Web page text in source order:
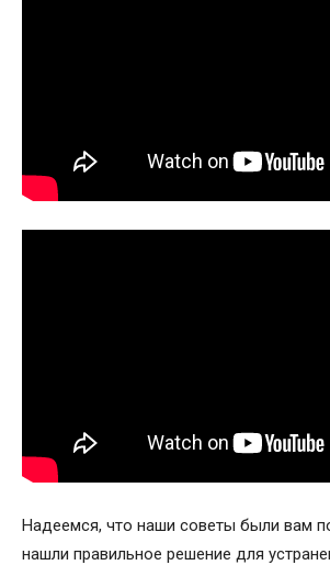
Надеемся, что наши советы были вам
нашли правильное решение для